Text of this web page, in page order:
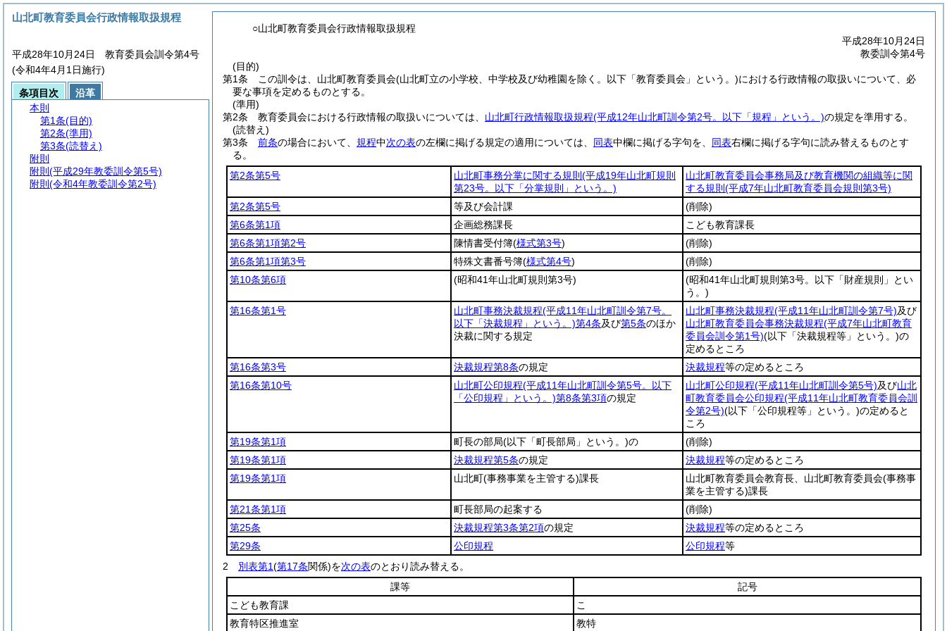
○山北町教育委員会行政情報取扱規程
平成28年10月24日
教委訓令第4号
(目的)
第1条
この訓令は、山北町教育委員会(山北町立の小学校、中学校及び幼稚園を除く。以下「教育委員会」という。)における行政情報の取扱いについて、必
要な事項を定めるものとする。
(準用)
第2条
教育委員会における行政情報の取扱いについては、 山北町行政情報取扱規程(平成12年山北町訓令第2号。以下「規程」という。)の規定を準用する。
(読替え)
第3条
前条の場合において、 規程中次の表の左欄に掲げる規定の適用については、 同表中欄に掲げる字句を、 同表右欄に掲げる字句に読み替えるものとす
る。
第2条第5号
山北町事務分掌に関する規則 (平成19年山北町規則
第23号。以下「分掌規則」という。)
山北町教育委員会事務局及び教育機関の組織等に関
する規則 (平成7年山北町教育委員会規則第3号)
第2条第5号
等及び会計課
(削除)
第6条第1項
企画総務課長
こども教育課長
第6条第1項第2号
陳情書受付簿(様式第3号)
(削除)
第6条第1項第3号
特殊文書番号簿(様式第4号)
(削除)
第10条第6項
(昭和41年山北町規則第3号)
(昭和41年山北町規則第3号。以下「財産規則」とい
う。)
第16条第1号
山北町事務決裁規程(平成11年山北町訓令第7号。
以下「決裁規程」という。)第4条及び第5条のほか
決裁に関する規定
山北町事務決裁規程(平成11年山北町訓令第7号)及び
山北町教育委員会事務決裁規程(平成7年山北町教育
委員会訓令第1号)(以下「決裁規程等」という。)の
定めるところ
第16条第3号
決裁規程第8条の規定 決裁規程等の定めるところ
第16条第10号
山北町公印規程(平成11年山北町訓令第5号。以下
「公印規程」という。)第8条第3項の規定
山北町公印規程(平成11年山北町訓令第5号)及び山北
町教育委員会公印規程(平成11年山北町教育委員会訓
令第2号)(以下「公印規程等」という。)の定めると
ころ
第19条第1項
町長の部局(以下「町長部局」という。)の
(削除)
第19条第1項
決裁規程第5条の規定 決裁規程等の定めるところ
第19条第1項
山北町(事務事業を主管する)課長 山北町教育委員会教育長、山北町教育委員会(事務事
業を主管する)課長
第21条第1項
町長部局の起案する
(削除)
第25条
決裁規程第3条第2項の規定 決裁規程等の定めるところ
第29条
公印規程 公印規程等
2
別表第1(第17条関係)を次の表のとおり読み替える。
課等
記号
こども教育課
こ
教育特区推進室
教特
山北町教育委員会行政情報取扱規程
平成28年10月24日 教育委員会訓令第4号
(令和4年4月1日施行)
条項目次
沿革
本則
第1条(目的)
第2条(準用)
第3条(読替え)
附則
附則 (平成29年教委訓令第5号)
附則 (令和4年教委訓令第2号)